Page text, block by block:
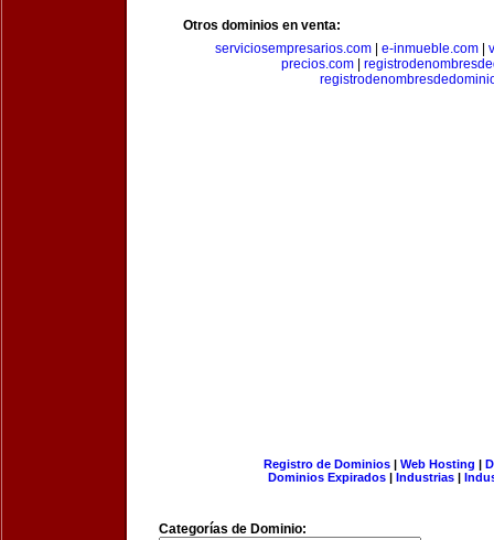
Otros dominios en venta:
serviciosempresarios.com| e-inmueble.com|
precios.com
Registro de Dominios| Web Hosting |
Dominios Expirados | Industrias |
Categorías de Dominio: